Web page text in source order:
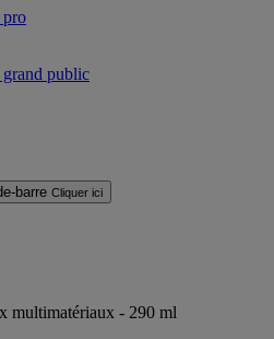
pro
grand public
barre Cliquer ici
multimatériaux - 290 ml